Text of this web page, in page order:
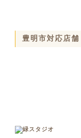
豊明市対応店舗